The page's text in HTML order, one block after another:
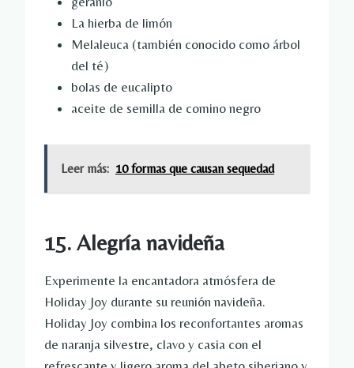
La hierba de limón
Melaleuca (también conocido como árbol
del té)
bolas de eucalipto
aceite de semilla de comino negro
Leer más: 10 formas que causan sequedad
15. Alegría navideña
Experimente la encantadora atmósfera de
Holiday Joy durante su reunión navideña.
Holiday Joy combina los reconfortantes aromas
de naranja silvestre, clavo y casia con el